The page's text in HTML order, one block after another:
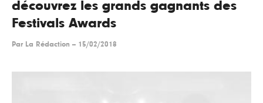
découvrez les grands gagnants des
Festivals Awards
Par La Rédaction -- 15/02/2018